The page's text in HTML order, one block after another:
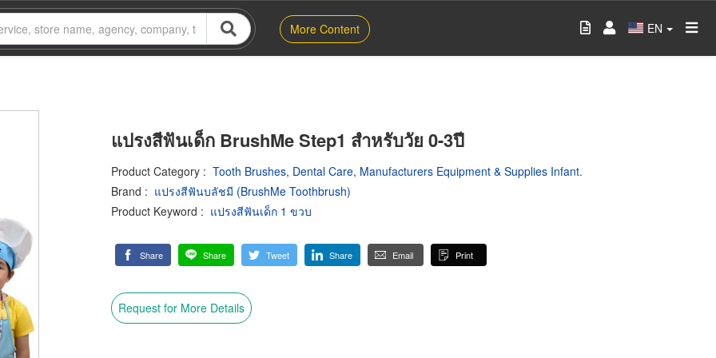
More Content EN
แปรงสีฟันเด็ก BrushMe Step1 สำหรับวัย 0-3ปี
Product Category : Tooth Brushes, Dental Care, Manufacturers Equipment & Supplies Infant.
Brand : แปรงสีฟันบลัชมี (BrushMe Toothbrush)
Product Keyword : แปรงสีฟันเด็ก 1 ขวบ
Share Share Tweet Share Email Print
Request for More Details